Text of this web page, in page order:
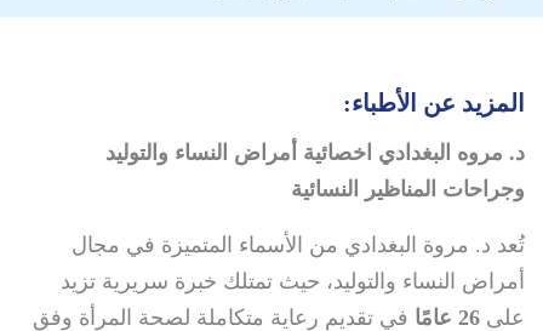
المزيد عن الأطباء:
د. مروه البغدادي اخصائية أمراض النساء والتوليد
وجراحات المناظير النسائية
تُعد د. مروة البغدادي من الأسماء المتميزة في مجال
أمراض النساء والتوليد، حيث تمتلك خبرة سريرية تزيد
على 26 عامًا
في تقديم رعاية متكاملة لصحة المرأة وفق